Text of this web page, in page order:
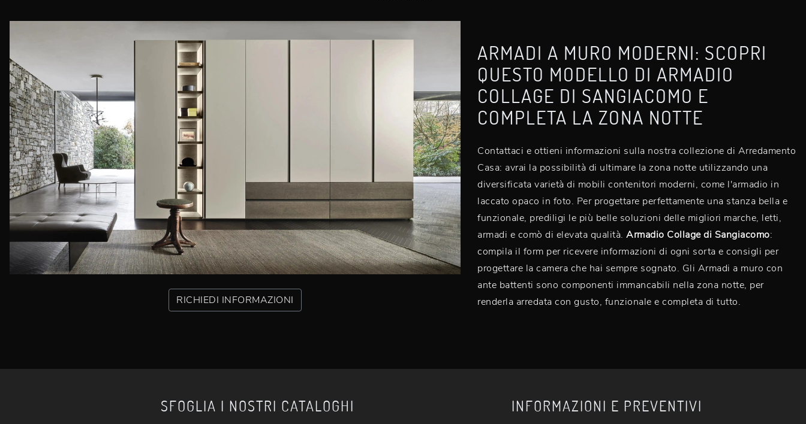
RICHIEDI INFORMAZIONI
ARMADI A MURO MODERNI: SCOPRI
QUESTO MODELLO DI ARMADIO
COLLAGE DI SANGIACOMO E
COMPLETA LA ZONA NOTTE
Contattaci e ottieni informazioni sulla nostra collezione di Arredamento
Casa: avrai la possibilità di ultimare la zona notte utilizzando una
diversificata varietà di mobili contenitori moderni, come l'armadio in
laccato opaco in foto. Per progettare perfettamente una stanza bella e
funzionale, prediligi le più belle soluzioni delle migliori marche, letti,
armadi e comò di elevata qualità. Armadio Collage di Sangiacomo:
compila il form per ricevere informazioni di ogni sorta e consigli per
progettare la camera che hai sempre sognato. Gli Armadi a muro con
ante battenti sono componenti immancabili nella zona notte, per
renderla arredata con gusto, funzionale e completa di tutto.
SFOGLIA I NOSTRI CATALOGHI INFORMAZIONI E PREVENTIVI